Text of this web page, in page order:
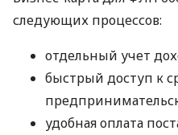
следующих процессов:
отдельный учет
быстрый доступ к
удобная оплата